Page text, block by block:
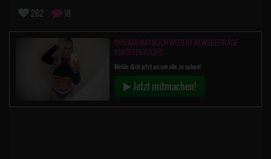
282 18
SHIVA69 HAT NOCH WEITERE NEWSBEITRÄGE
VERÖFFENTLICHT!
Melde dich jetzt an um alle zu sehen!
Jetzt mitmachen!